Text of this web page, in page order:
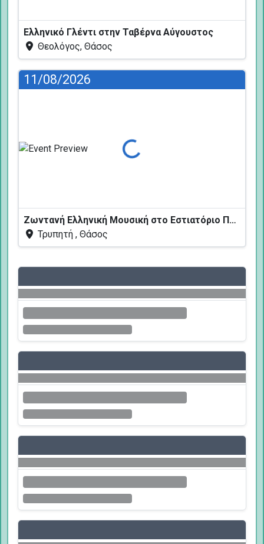
Ελληνικό Γλέντι στην Ταβέρνα Αύγουστος
Θεολόγος, Θάσος
11/08/2026
Φόρτωση...
Ζωντανή Ελληνική Μουσική στο Εστιατόριο Πεύκων
Τρυπητή , Θάσος